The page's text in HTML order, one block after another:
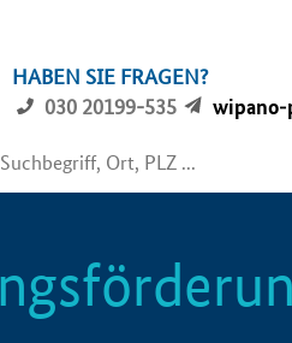
HABEN SIE FRAGEN?
030 20199-535